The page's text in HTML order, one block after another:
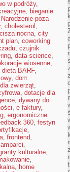
w podróży,
, bieganie
poza
, cholesterol ,
cisza nocna, city
plan, coworking
, czujnik
, data science,
wiosenne,
dieta BARF,
, dom
zwierząt,
, dotacje dla
, dywany do
, e-faktury,
, ergonomiczne
360, festyn
,
, frontend,
,
kulturalne,
,
, home